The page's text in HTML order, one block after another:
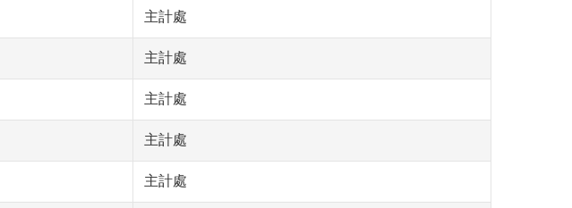
主計處
主計處
主計處
主計處
主計處